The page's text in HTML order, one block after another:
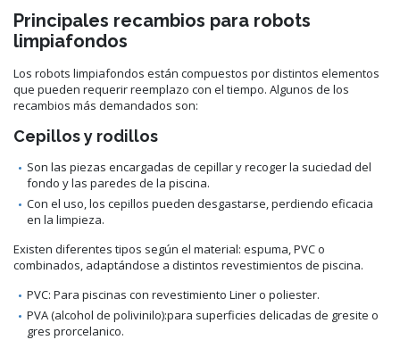
Principales recambios para robots
limpiafondos
Los robots limpiafondos están compuestos por distintos elementos
que pueden requerir reemplazo con el tiempo. Algunos de los
recambios más demandados son:
Cepillos y rodillos
Son las piezas encargadas de cepillar y recoger la suciedad del
fondo y las paredes de la piscina.
Con el uso, los cepillos pueden desgastarse, perdiendo eficacia
en la limpieza.
Existen diferentes tipos según el material: espuma, PVC o
combinados, adaptándose a distintos revestimientos de piscina.
PVC: Para piscinas con revestimiento Liner o poliester.
PVA (alcohol de polivinilo):para superficies delicadas de gresite o
gres prorcelanico.